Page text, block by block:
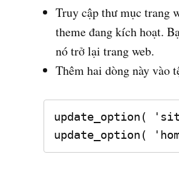
Truy cập thư mục trang
theme đang kích hoạt.
nó trở lại trang web.
Thêm hai dòng này vào
update_option(
update_option(